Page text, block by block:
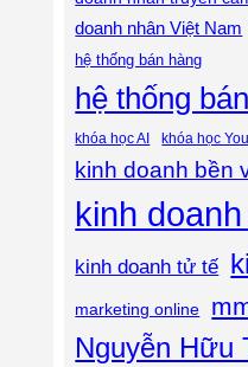
doanh nhân Việt Nam
hệ thống bán hàng
hệ thống
khóa học AI khóa học
kinh doanh bền
kinh
kinh doanh tử tế
marketing online
Nguyễn Hữu